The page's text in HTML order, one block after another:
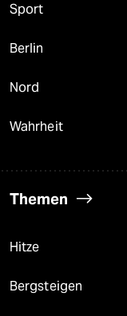
Sport
Berlin
Nord
Wahrheit
Themen
Hitze
Bergsteigen